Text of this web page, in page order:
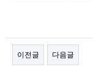
이전글 다음글